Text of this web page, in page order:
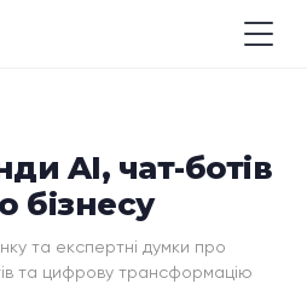
AI, чат-ботів
бізнесу
та експертні думки про
та цифрову трансформацію